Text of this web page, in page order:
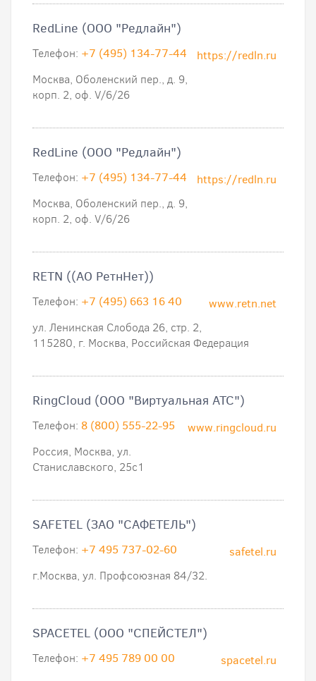
RedLine (ООО "Редлайн")
https://redln.ru
Телефон: +7 (495) 134-77-44
Москва, Оболенский пер., д. 9,
корп. 2, оф. V/6/26
RedLine (ООО "Редлайн")
https://redln.ru
Телефон: +7 (495) 134-77-44
Москва, Оболенский пер., д. 9,
корп. 2, оф. V/6/26
RETN ((АО РетнНет))
www.retn.net
Телефон: +7 (495) 663 16 40
ул. Ленинская Слобода 26, стр. 2,
115280, г. Москва, Российская Федерация
RingCloud (ООО "Виртуальная АТС")
www.ringcloud.ru
Телефон: 8 (800) 555-22-95
Россия, Москва, ул.
Станиславского, 25с1
SAFETEL (ЗАО "САФЕТЕЛЬ")
safetel.ru
Телефон: +7 495 737-02-60
г.Москва, ул. Профсоюзная 84/32.
SPACETEL (ООО "СПЕЙСТЕЛ")
spacetel.ru
Телефон: +7 495 789 00 00